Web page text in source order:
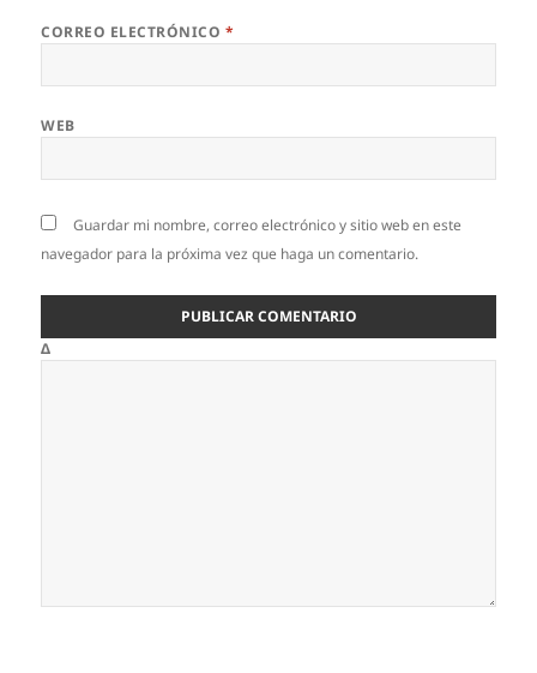
CORREO ELECTRÓNICO *
WEB
Guardar mi nombre, correo electrónico y sitio web en este
navegador para la próxima vez que haga un comentario.
Δ